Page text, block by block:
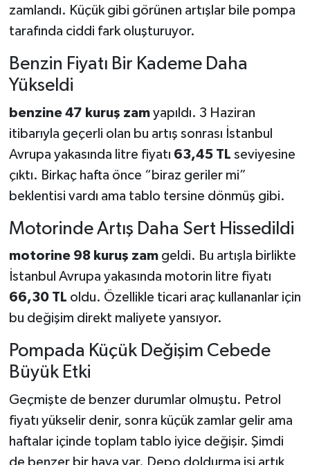
zamlandı. Küçük gibi görünen artışlar bile pompa
tarafında ciddi fark oluşturuyor.
Benzin Fiyatı Bir Kademe Daha
Yükseldi
benzine 47 kuruş zamyapıldı. 3 Haziran
itibarıyla geçerli olan bu artış sonrası İstanbul
Avrupa yakasında litre fiyatı 63,45 TL seviyesine
çıktı. Birkaç hafta önce “biraz geriler mi”
beklentisi vardı ama tablo tersine dönmüş gibi.
Motorinde Artış Daha Sert Hissedildi
motorine 98 kuruş zamgeldi. Bu artışla birlikte
İstanbul Avrupa yakasında motorin litre fiyatı
66,30 TL oldu. Özellikle ticari araç kullananlar için
bu değişim direkt maliyete yansıyor.
Pompada Küçük Değişim Cebede
Büyük Etki
Geçmişte de benzer durumlar olmuştu. Petrol
fiyatı yükselir denir, sonra küçük zamlar gelir ama
haftalar içinde toplam tablo iyice değişir. Şimdi
de benzer bir hava var. Depo doldurma işi artık